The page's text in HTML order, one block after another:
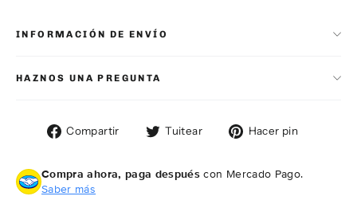
INFORMACIÓN DE ENVÍO
HAZNOS UNA PREGUNTA
Compartir
Compartir
Facebook
Tuitear
Tuitear
Twitter
Hacer pin
Compra ahora, paga después con Mercado Pago.
Saber más